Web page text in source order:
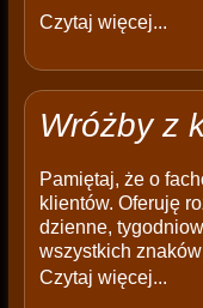
Czytaj więcej...
Wróżby z
Pamiętaj, że o
klientów. Oferuję
dzienne,
wszystkich
Czytaj więcej...